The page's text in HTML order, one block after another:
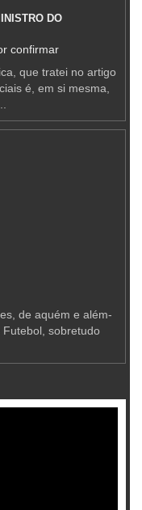
DO
confirmar
que tratei no artigo
é, em si mesma,
de aquém e além-
sobretudo